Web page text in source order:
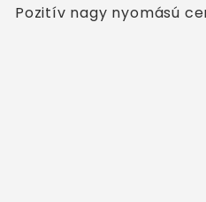
Pozitív nagy nyomású